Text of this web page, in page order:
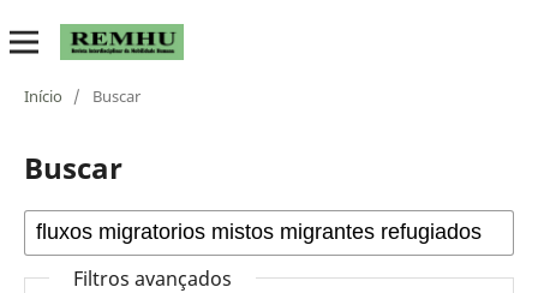
Início / Buscar
Buscar
Filtros avançados